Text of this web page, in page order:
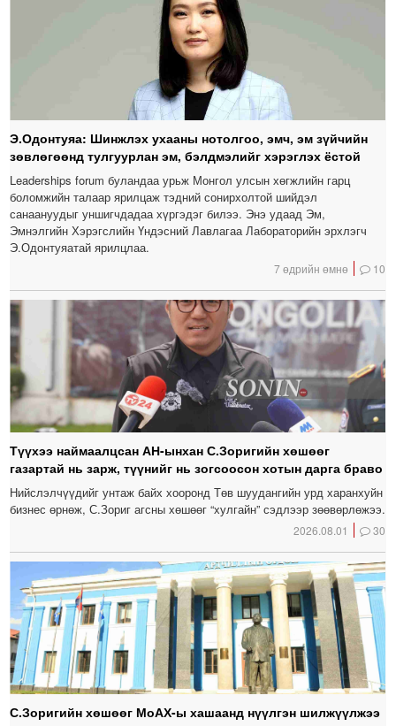
Э.Одонтуяа: Шинжлэх ухааны нотолгоо, эмч, эм зүйчийн
зөвлөгөөнд тулгуурлан эм, бэлдмэлийг хэрэглэх ёстой
Leaderships forum буландаа урьж Монгол улсын хөгжлийн гарц
боломжийн талаар ярилцаж тэдний сонирхолтой шийдэл
санаануудыг уншигчдадаа хүргэдэг билээ. Энэ удаад Эм,
Эмнэлгийн Хэрэгслийн Үндэсний Лавлагаа Лабораторийн эрхлэгч
Э.Одонтуяатай ярилцлаа.
7 өдрийн өмнө 10
Түүхээ наймаалцсан АН-ынхан С.Зоригийн хөшөөг
газартай нь зарж, түүнийг нь зогсоосон хотын дарга браво
Нийслэлчүүдийг унтаж байх хооронд Төв шуудангийн урд харанхуйн
бизнес өрнөж, С.Зориг агсны хөшөөг “хулгайн” сэдлээр зөөвөрлөжээ.
2026.08.01 30
С.Зоригийн хөшөөг МоАХ-ы хашаанд нүүлгэн шилжүүлжээ